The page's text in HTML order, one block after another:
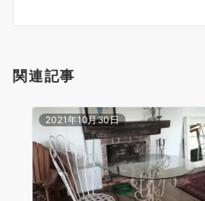
ン
関連記事
2021年10月30日